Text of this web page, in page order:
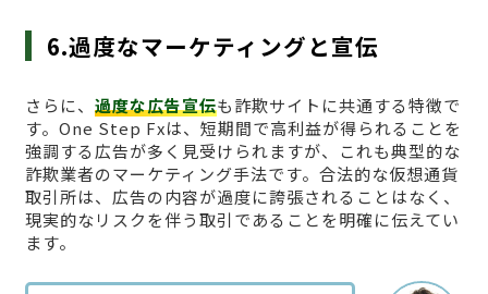
6.過度なマーケティングと宣伝
さらに、 過度な広告宣伝も詐欺サイトに共通する特徴で
す。One Step Fxは、短期間で高利益が得られることを
強調する広告が多く見受けられますが、これも典型的な
詐欺業者のマーケティング手法です。合法的な仮想通貨
取引所は、広告の内容が過度に誇張されることはなく、
現実的なリスクを伴う取引であることを明確に伝えてい
ます。